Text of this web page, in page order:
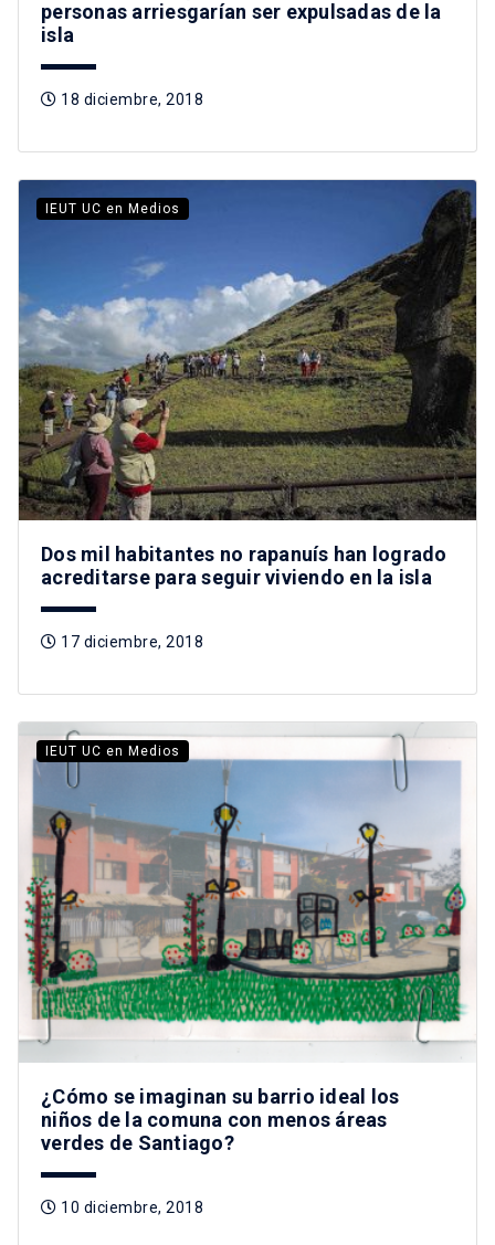
personas arriesgarían ser expulsadas de la
isla
18 diciembre, 2018
IEUT UC en Medios
Dos mil habitantes no rapanuís han logrado
acreditarse para seguir viviendo en la isla
17 diciembre, 2018
IEUT UC en Medios
¿Cómo se imaginan su barrio ideal los
niños de la comuna con menos áreas
verdes de Santiago?
10 diciembre, 2018